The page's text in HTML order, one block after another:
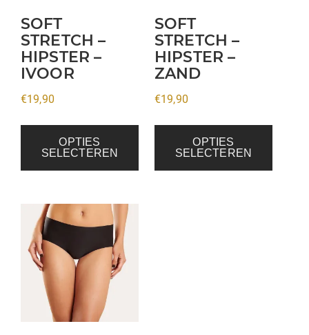
SOFT
STRETCH –
HIPSTER –
IVOOR
€19,90
OPTIES
SELECTEREN
kan
gekozen
worden
op
de
SOFT
STRETCH –
HIPSTER –
ZAND
€19,90
OPTIES
SELECTEREN
kan
gekozen
worden
op
de
product
heeft
meerdere
variaties.